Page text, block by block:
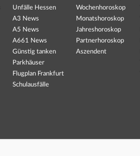
Unfälle Hessen
A3 News
A5 News
A661 News
Günstig tanken
Parkhäuser
Flugplan Frankfurt
Schulausfälle
Wochenhoroskop
Monatshoroskop
Jahreshoroskop
Partnerhoroskop
Aszendent